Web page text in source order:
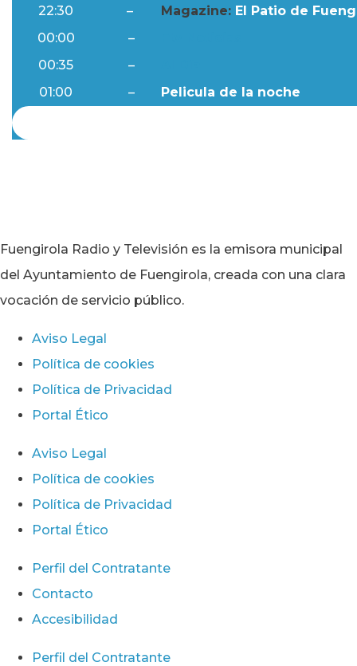
22:30 – Magazine: El Patio de
00:00
–
00:35
–
01:00
– Pelicula de la noche
Fuengirola Radio y Televisión es la emisora municipal
del Ayuntamiento de Fuengirola, creada con una clara
vocación de servicio público.
Aviso Legal
Política de cookies
Política de Privacidad
Portal Ético
Aviso Legal
Política de cookies
Política de Privacidad
Portal Ético
Perfil del Contratante
Contacto
Accesibilidad
Perfil del Contratante